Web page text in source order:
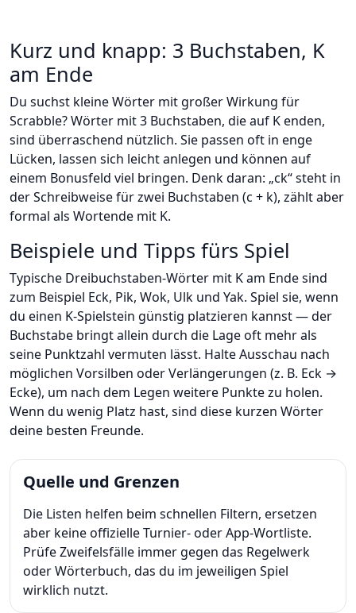
Kurz und knapp: 3 Buchstaben, K
am Ende
Du suchst kleine Wörter mit großer Wirkung für
Scrabble? Wörter mit 3 Buchstaben, die auf K enden,
sind überraschend nützlich. Sie passen oft in enge
Lücken, lassen sich leicht anlegen und können auf
einem Bonusfeld viel bringen. Denk daran: „ck“ steht in
der Schreibweise für zwei Buchstaben (c + k), zählt aber
formal als Wortende mit K.
Beispiele und Tipps fürs Spiel
Typische Dreibuchstaben-Wörter mit K am Ende sind
zum Beispiel Eck, Pik, Wok, Ulk und Yak. Spiel sie, wenn
du einen K-Spielstein günstig platzieren kannst — der
Buchstabe bringt allein durch die Lage oft mehr als
seine Punktzahl vermuten lässt. Halte Ausschau nach
möglichen Vorsilben oder Verlängerungen (z. B. Eck →
Ecke), um nach dem Legen weitere Punkte zu holen.
Wenn du wenig Platz hast, sind diese kurzen Wörter
deine besten Freunde.
Quelle und Grenzen
Die Listen helfen beim schnellen Filtern, ersetzen
aber keine offizielle Turnier- oder App-Wortliste.
Prüfe Zweifelsfälle immer gegen das Regelwerk
oder Wörterbuch, das du im jeweiligen Spiel
wirklich nutzt.